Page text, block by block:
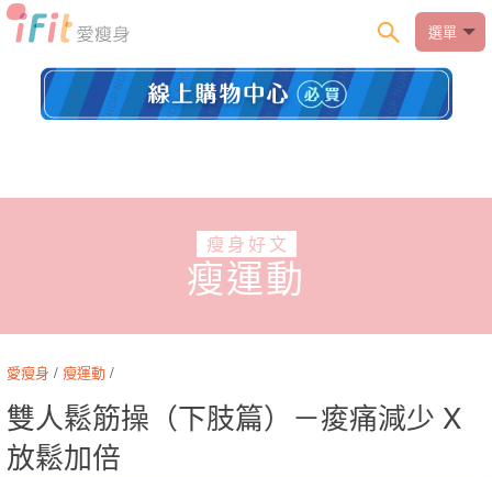
選單
瘦身好文
瘦運動
愛瘦身 / 瘦運動 /
雙人鬆筋操（下肢篇）－痠痛減少 X
放鬆加倍